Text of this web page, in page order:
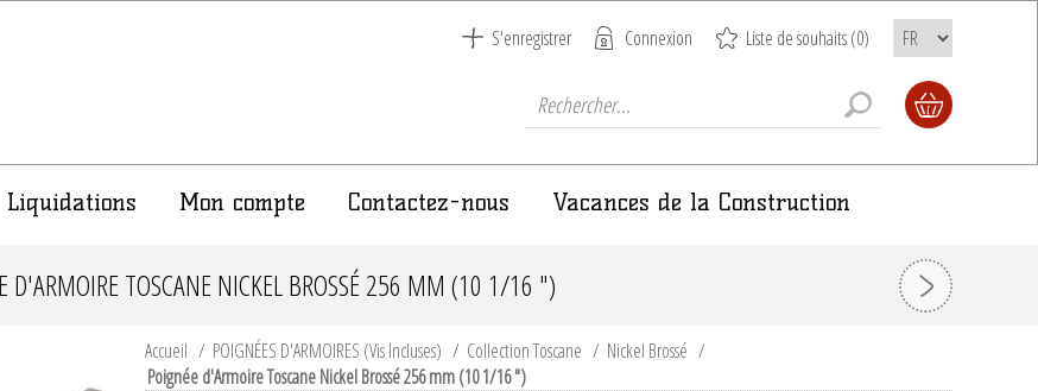
S'enregistrer Connexion Liste de souhaits(0)
Liquidations Mon compte Contactez-nous Vacances de la Construction
D'ARMOIRE TOSCANE NICKEL BROSSÉ 256 MM (10 1/16 ")
Accueil / POIGNÉES D'ARMOIRES (Vis Incluses) / Collection Toscane / Nickel Brossé /
Poignée d'Armoire Toscane Nickel Brossé 256 mm (10 1/16 ")